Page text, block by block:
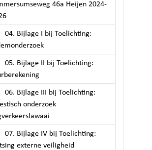
46a Heijen 2024-
04. Bijlage I bij Toelichting:
05. Bijlage II bij Toelichting:
06. Bijlage III bij Toelichting:
onderzoek
07. Bijlage IV bij Toelichting:
externe veiligheid